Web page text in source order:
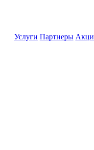
Услуги Партнеры